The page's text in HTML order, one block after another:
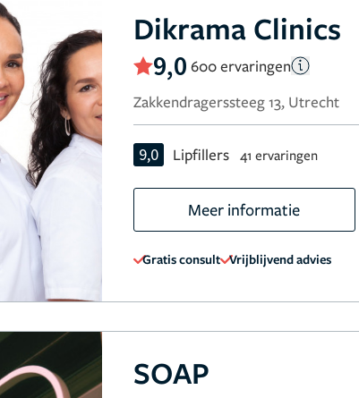
Dikrama Clinics
9,0 600 ervaringen
Zakkendragerssteeg 13, Utrecht
9,0 Lipfillers 41 ervaringen
Meer informatie
Gratis consult Vrijblijvend advies
SOAP